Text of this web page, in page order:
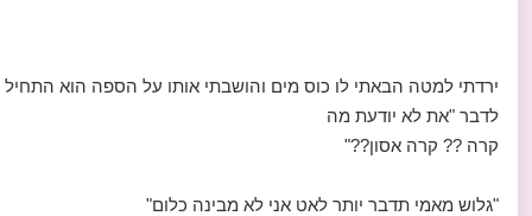
ירדתי למטה הבאתי לו כוס מים והושבתי אותו על הספה הוא התחיל
לדבר "את לא יודעת מה
קרה ?? קרה אסון??"
"גלוש מאמי תדבר יותר לאט אני לא מבינה כלום"